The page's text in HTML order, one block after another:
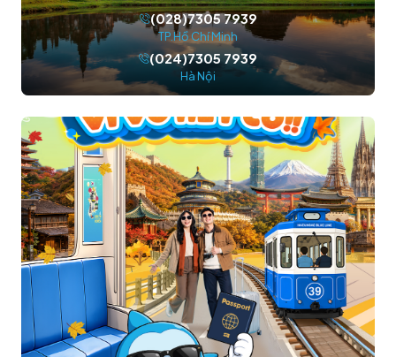
(028)7305 7939
TP.Hồ Chí Minh
(024)7305 7939
Hà Nội